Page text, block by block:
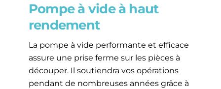
Pompe à vide à haut
rendement
La pompe à vide performante et efficace
assure une prise ferme sur les pièces à
découper. Il soutiendra vos opérations
pendant de nombreuses années grâce à